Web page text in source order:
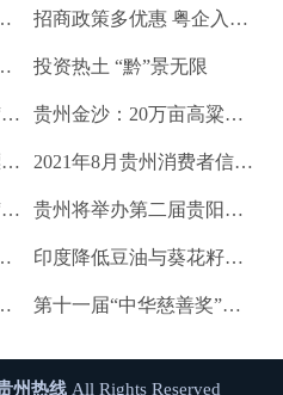
化 开创产业发展新格局 招商政策多优惠 粤企入黔得实惠
接会将于9月8日举行 投资热土 “黔”景无限
毕节七星关区林口葡萄“卖”进羊城 贵州金沙：20万亩高粱、2.67万亩烤烟喜获丰收
贵州一农民鱼塘试种“漂浮水稻”获成功 亩产千斤稻谷 2021年8月贵州消费者信心及健康指数创下新高
松桃苗族自治县盘石镇“三驾马车”拉出人民群众平安幸福生活 贵州将举办第二届贵阳工业博览会
要的1个金融工具 印度降低豆油与葵花籽油进口税以平息价格
云海美如画 第十一届“中华慈善奖”揭晓 贵州2企业1项目1人获奖
州热线 All Rights Reserved